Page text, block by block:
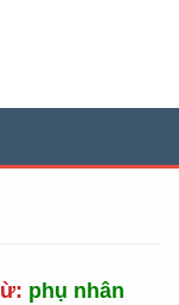
phụ nhân